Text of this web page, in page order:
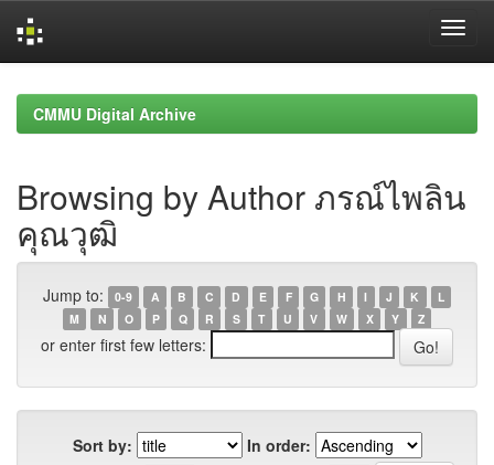
navigationCMMU Digital Archive
Browsing by Author ภรณ์ไพลิน
คุณวุฒิ
Jump to: 0-9 A B C D E F G H I J K
L
M
N O P Q R S T U V W X Y Z
or enter first few letters:
Sort by:
In order: